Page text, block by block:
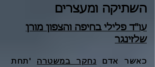
השתיקה ומעצרים
עו"ד פלילי בחיפה והצפון מורן
שלזינגר
כאשר אדם נחקר במשטרה 'תחת